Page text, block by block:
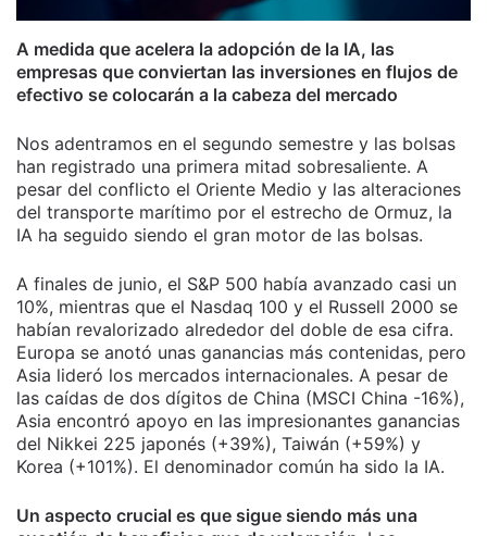
A medida que acelera la adopción de la IA, las
empresas que conviertan las inversiones en flujos de
efectivo se colocarán a la cabeza del mercado
Nos adentramos en el segundo semestre y las bolsas
han registrado una primera mitad sobresaliente. A
pesar del conflicto el Oriente Medio y las alteraciones
del transporte marítimo por el estrecho de Ormuz, la
IA ha seguido siendo el gran motor de las bolsas.
A finales de junio, el S&P 500 había avanzado casi un
10%, mientras que el Nasdaq 100 y el Russell 2000 se
habían revalorizado alrededor del doble de esa cifra.
Europa se anotó unas ganancias más contenidas, pero
Asia lideró los mercados internacionales. A pesar de
las caídas de dos dígitos de China (MSCI China -16%),
Asia encontró apoyo en las impresionantes ganancias
del Nikkei 225 japonés (+39%), Taiwán (+59%) y
Korea (+101%). El denominador común ha sido la IA.
Un aspecto crucial es que sigue siendo más una